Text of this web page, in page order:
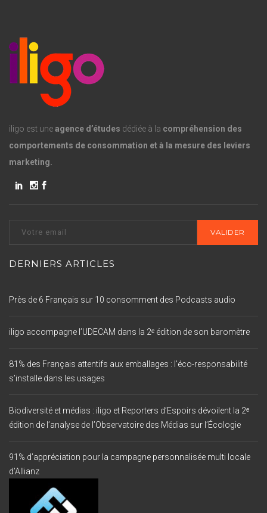
iligo est uneagence d’études dédiée à la compréhension des
comportements de consommation et à la mesure des leviers
marketing.
DERNIERS ARTICLES
Près de 6 Français sur 10 consomment des Podcasts audio
iligo accompagne l’UDECAM dans la 2ᵉ édition de son baromètre
81% des Français attentifs aux emballages : l’éco-responsabilité
s’installe dans les usages
Biodiversité et médias : iligo et Reporters d’Espoirs dévoilent la 2ᵉ
édition de l’analyse de l’Observatoire des Médias sur l’Écologie
91% d’appréciation pour la campagne personnalisée multi locale
d’Allianz